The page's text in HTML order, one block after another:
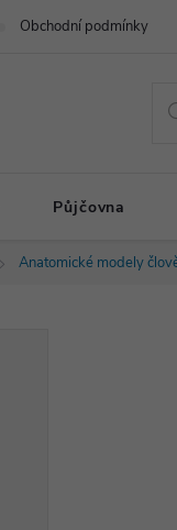
Obchodní podmínky
Půjčovna
Anatomické modely